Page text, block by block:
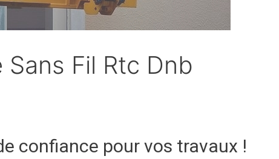
Sans Fil Rtc Dnb
confiance pour vos travaux !